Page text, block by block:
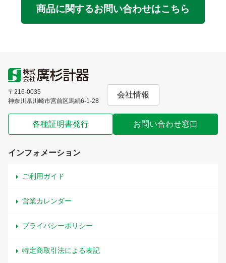
商品に関するお問い合わせはこちら
〒216-0035
神奈川県川崎市宮前区馬絹6-1-28
会社情報
各種証明書発行 お問い合わせ窓口
インフォメーション
ご利用ガイド
営業カレンダー
プライバシーポリシー
特定商取引法による表記